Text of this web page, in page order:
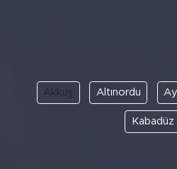
Akkuş Altınordu
Kabadüz